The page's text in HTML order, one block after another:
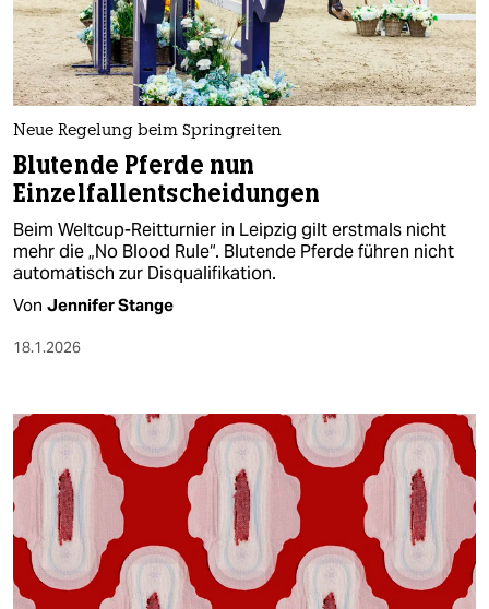
nord
wahrheit
verlag
verlag
veranstaltungen
shop
abo
genossenschaft
epaper login
Neue Regelung beim Springreiten
Blutende Pferde nun
Einzelfallentscheidungen
Beim Weltcup-Reitturnier in Leipzig gilt erstmals nicht
mehr die „No Blood Rule“. Blutende Pferde führen nicht
automatisch zur Disqualifikation.
Von Jennifer Stange
18.1.2026